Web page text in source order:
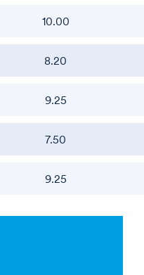
10.00
8.20
9.25
7.50
9.25